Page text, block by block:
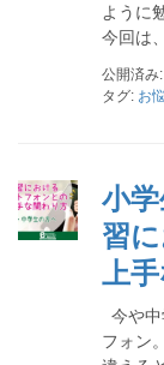
ように
今回は
公開済み
タグ: お
小
習
上
今や
フォン